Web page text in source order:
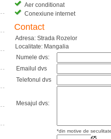
Aer conditionat
Conexiune internet
Contact
Adresa: Strada Rozelor
Localitate: Mangalia
Numele dvs:
Emailul dvs
Telefonul dvs
Mesajul dvs:
*din motive de